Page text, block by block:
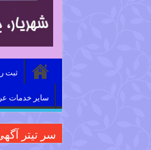
ثبت
سایر خدمات
سر تیتر